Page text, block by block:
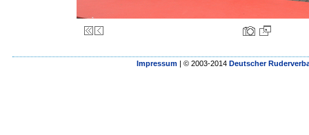
Impressum | © 2003-2014 Deutscher